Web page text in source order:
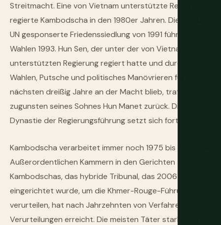
Streitmacht. Eine von Vietnam unterstützte Regierung
regierte Kambodscha in den 1980er Jahren. Die von den
UN gesponserte Friedenssiedlung von 1991 führte zu
Wahlen 1993. Hun Sen, der unter der von Vietnam
unterstützten Regierung regiert hatte und durch
Wahlen, Putsche und politisches Manövrieren für die
nächsten dreißig Jahre an der Macht blieb, trat 2023
zugunsten seines Sohnes Hun Manet zurück. Die
Dynastie der Regierungsführung setzt sich fort.
Kambodscha verarbeitet immer noch 1975 bis 1979. Die
Außerordentlichen Kammern in den Gerichten
Kambodschas, das hybride Tribunal, das 2006
eingerichtet wurde, um die Khmer-Rouge-Führung zu
verurteilen, hat nach Jahrzehnten von Verfahren drei
Verurteilungen erreicht. Die meisten Täter starben an